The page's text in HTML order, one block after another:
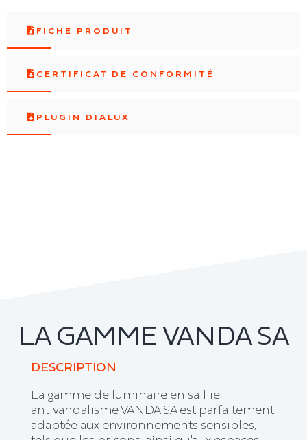
FICHE PRODUIT
CERTIFICAT DE CONFORMITÉ
PLUGIN DIALUX
LA GAMME VANDA SA
DESCRIPTION
La gamme de luminaire en saillie
antivandalisme VANDA SA est parfaitement
adaptée aux environnements sensibles,